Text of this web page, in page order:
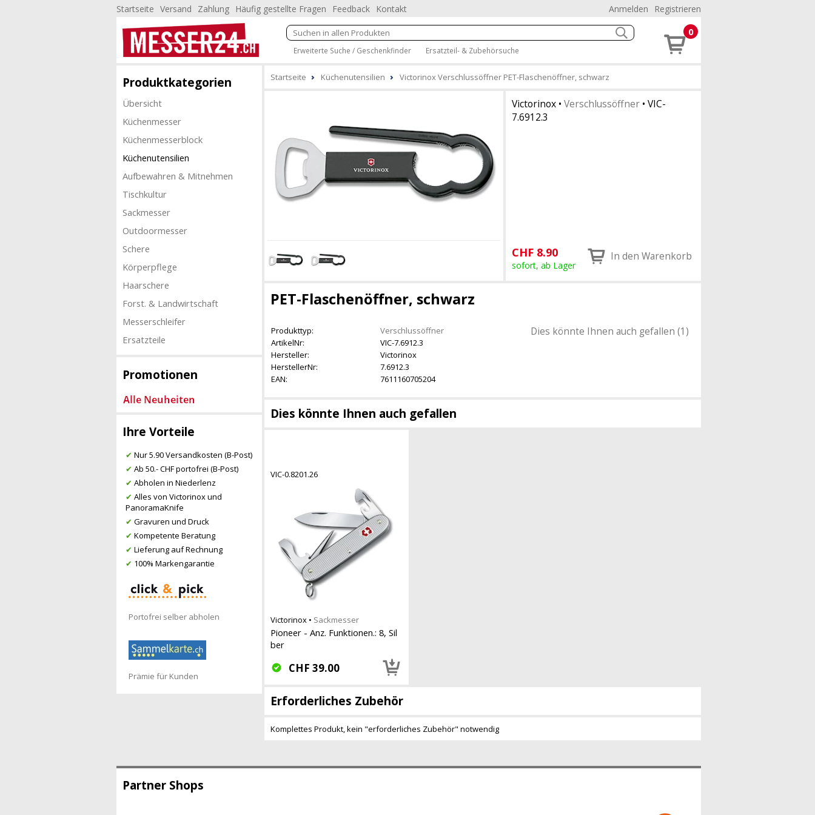
Startseite Versand Zahlung Häufig gestellte Fragen Feedback Kontakt Anmelden Registrieren
Erweiterte Suche / Geschenkfinder Ersatzteil- & Zubehörsuche
0
Produktkategorien
Übersicht
Küchenmesser
Küchenmesserblock
Küchenutensilien
Aufbewahren & Mitnehmen
Tischkultur
Sackmesser
Outdoormesser
Schere
Körperpflege
Haarschere
Forst. & Landwirtschaft
Messerschleifer
Ersatzteile
Promotionen
Ihre Vorteile
✔ Nur 5.90 Versandkosten (B-Post)
✔ Ab 50.- CHF portofrei (B-Post)
✔ Abholen in Niederlenz
✔ Alles von Victorinox und
PanoramaKnife
✔ Gravuren und Druck
✔ Kompetente Beratung
✔ Lieferung auf Rechnung
✔ 100% Markengarantie
Portofrei selber abholen
Prämie für Kunden
Startseite Küchenutensilien Victorinox Verschlussöffner PET-Flaschenöffner, schwarz
Victorinox •Verschlussöffner •VIC-
7.6912.3
CHF 8.90
sofort, ab Lager
In den Warenkorb
PET-Flaschenöffner, schwarz
Produkttyp:
Verschlussöffner
ArtikelNr:
VIC-7.6912.3
Hersteller:
Victorinox
HerstellerNr:
7.6912.3
EAN:
7611160705204
Dies könnte Ihnen auch gefallen (1)
Dies könnte Ihnen auch gefallen
VIC-0.8201.26
Victorinox • Sackmesser
Pioneer - Anz. Funktionen.: 8, Sil
ber
CHF 39.00
Erforderliches Zubehör
Komplettes Produkt, kein "erforderliches Zubehör" notwendig
Partner Shops